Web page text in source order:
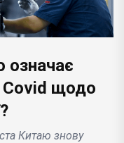
означає
Covid щодо
Китаю знову